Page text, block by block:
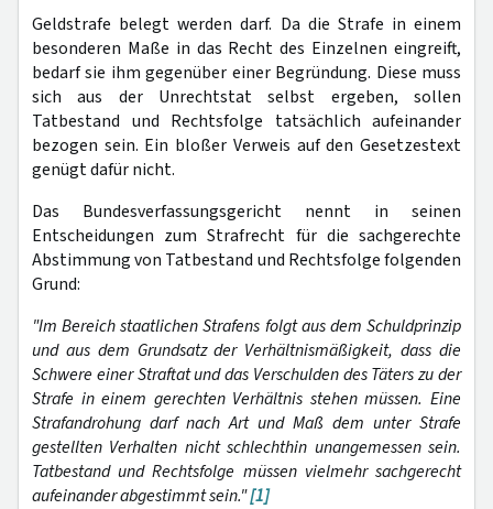
Geldstrafe belegt werden darf. Da die Strafe in einem
besonderen Maße in das Recht des Einzelnen eingreift,
bedarf sie ihm gegenüber einer Begründung. Diese muss
sich aus der Unrechtstat selbst ergeben, sollen
Tatbestand und Rechtsfolge tatsächlich aufeinander
bezogen sein. Ein bloßer Verweis auf den Gesetzestext
genügt dafür nicht.
Das Bundesverfassungsgericht nennt in seinen
Entscheidungen zum Strafrecht für die sachgerechte
Abstimmung von Tatbestand und Rechtsfolge folgenden
Grund:
"Im Bereich staatlichen Strafens folgt aus dem Schuldprinzip
und aus dem Grundsatz der Verhältnismäßigkeit, dass die
Schwere einer Straftat und das Verschulden des Täters zu der
Strafe in einem gerechten Verhältnis stehen müssen. Eine
Strafandrohung darf nach Art und Maß dem unter Strafe
gestellten Verhalten nicht schlechthin unangemessen sein.
Tatbestand und Rechtsfolge müssen vielmehr sachgerecht
aufeinander abgestimmt sein."[1]